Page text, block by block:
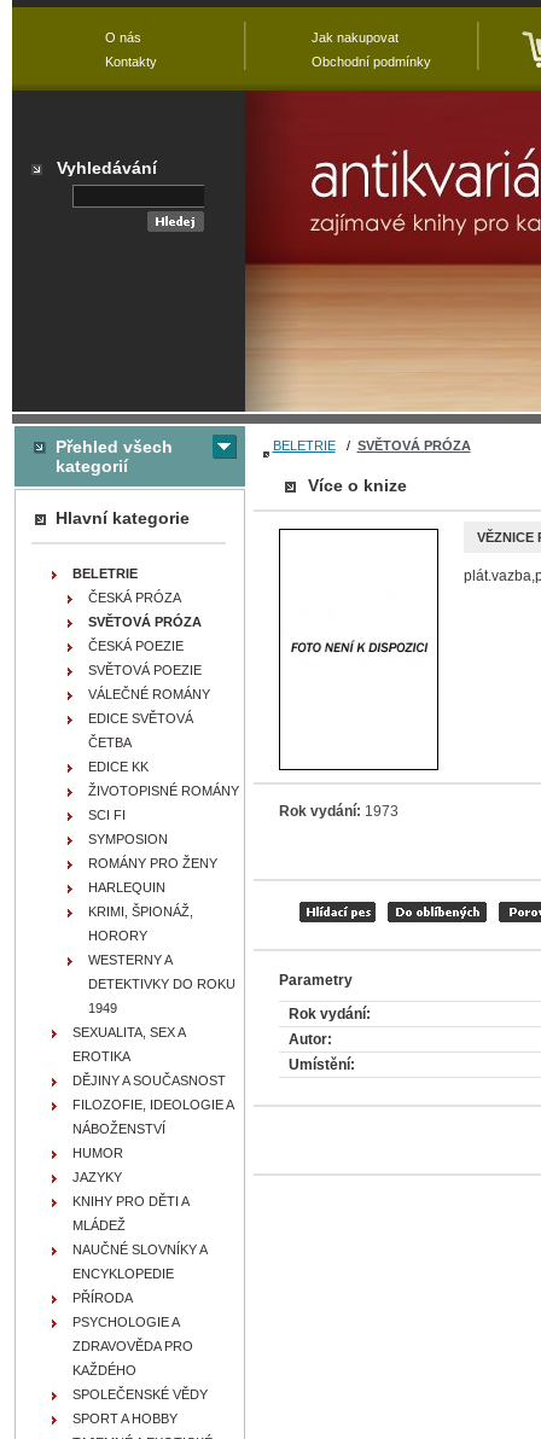
BELETRIE/ SVĚTOVÁ PRÓZA
Více o knize
VĚZNICE
Rok vydání: 1973
Parametry
Rok vydání:
Autor:
Umístění:
Přehled všech
kategorií
Hlavní kategorie
BELETRIE
ČESKÁ PRÓZA
SVĚTOVÁ PRÓZA
ČESKÁ POEZIE
SVĚTOVÁ POEZIE
VÁLEČNÉ ROMÁNY
EDICE SVĚTOVÁ
ČETBA
EDICE KK
ŽIVOTOPISNÉ ROMÁNY
SCI FI
SYMPOSION
ROMÁNY PRO ŽENY
HARLEQUIN
KRIMI, ŠPIONÁŽ,
HORORY
WESTERNY A
DETEKTIVKY DO ROKU
1949
SEXUALITA, SEX A
EROTIKA
DĚJINY A SOUČASNOST
FILOZOFIE, IDEOLOGIE A
NÁBOŽENSTVÍ
HUMOR
JAZYKY
KNIHY PRO DĚTI A
MLÁDEŽ
NAUČNÉ SLOVNÍKY A
ENCYKLOPEDIE
PŘÍRODA
PSYCHOLOGIE A
ZDRAVOVĚDA PRO
KAŽDÉHO
SPOLEČENSKÉ VĚDY
SPORT A HOBBY
O nás
Kontakty
Jak nakupovat
Obchodní podmínky
Vyhledávání